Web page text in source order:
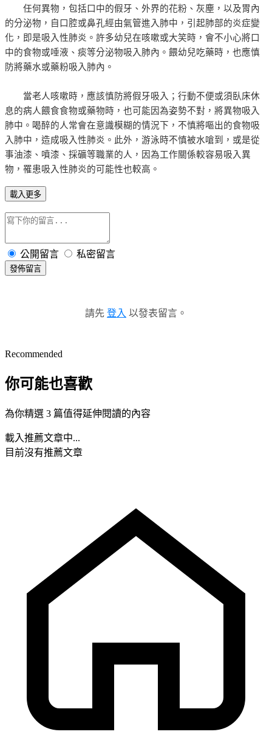
任何異物，包括口中的假牙、外界的花粉、灰塵，以及胃內
的分泌物，自口腔或鼻孔經由氣管進入肺中，引起肺部的炎症變
化，即是吸入性肺炎。許多幼兒在咳嗽或大笑時，會不小心將口
中的食物或唾液、痰等分泌物吸入肺內。餵幼兒吃藥時，也應慎
防將藥水或藥粉吸入肺內。
當老人咳嗽時，應該慎防將假牙吸入；行動不便或須臥床休
息的病人餵食食物或藥物時，也可能因為姿勢不對，將異物吸入
肺中。喝醉的人常會在意識模糊的情況下，不慎將嘔出的食物吸
入肺中，造成吸入性肺炎。此外，游泳時不慎被水嗆到，或是從
事油漆、噴漆、採礦等職業的人，因為工作關係較容易吸入異
物，罹患吸入性肺炎的可能性也較高。
載入更多
公開留言 私密留言
發佈留言
請先 登入 以發表留言。
Recommended
你可能也喜歡
為你精選 3 篇值得延伸閱讀的內容
載入推薦文章中...
目前沒有推薦文章